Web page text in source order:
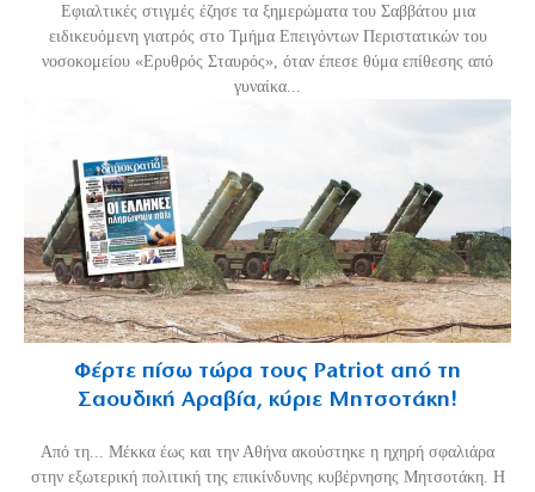
Εφιαλτικές στιγμές έζησε τα ξημερώματα του Σαββάτου μια
ειδικευόμενη γιατρός στο Τμήμα Επειγόντων Περιστατικών του
νοσοκομείου «Ερυθρός Σταυρός», όταν έπεσε θύμα επίθεσης από
γυναίκα...
Φέρτε πίσω τώρα τους Patriot από τη
Σαουδική Αραβία, κύριε Μητσοτάκη!
Από τη... Μέκκα έως και την Αθήνα ακούστηκε η ηχηρή σφαλιάρα
στην εξωτερική πολιτική της επικίνδυνης κυβέρνησης Μητσοτάκη. Η